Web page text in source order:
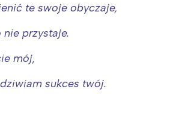
te swoje obyczaje,
przystaje.
mój,
sukces twój.